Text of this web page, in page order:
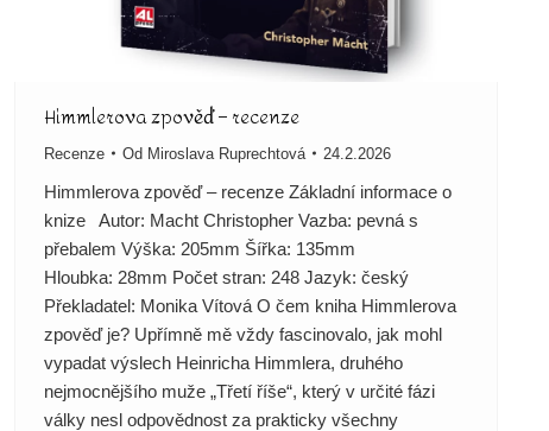
Himmlerova zpověď – recenze
Recenze Od Miroslava Ruprechtová 24.2.2026
Himmlerova zpověď – recenze Základní informace o
knize Autor: Macht Christopher Vazba: pevná s
přebalem Výška: 205mm Šířka: 135mm
Hloubka: 28mm Počet stran: 248 Jazyk: český
Překladatel: Monika Vítová O čem kniha Himmlerova
zpověď je? Upřímně mě vždy fascinovalo, jak mohl
vypadat výslech Heinricha Himmlera, druhého
nejmocnějšího muže „Třetí říše“, který v určité fázi
války nesl odpovědnost za prakticky všechny